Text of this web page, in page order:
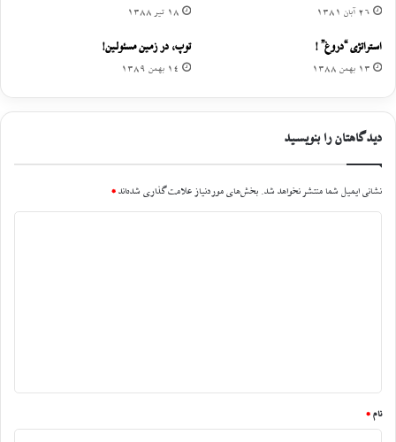
26 آبان 1381 18 تیر 1388
استراتژی “دروغ” !
13 بهمن 1388
توپ، در زمین مسئولین!
14 بهمن 1389
دیدگاهتان را بنویسید
نشانی ایمیل شما منتشر نخواهد شد. بخش‌های موردنیاز علامت‌گذاری شده‌اند *
نام *